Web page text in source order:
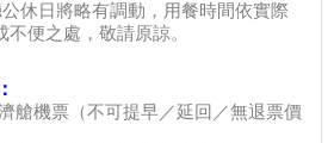
休日將略有調動，用餐時間依實際
便之處，敬請原諒。
艙機票（不可提早／延回／無退票價